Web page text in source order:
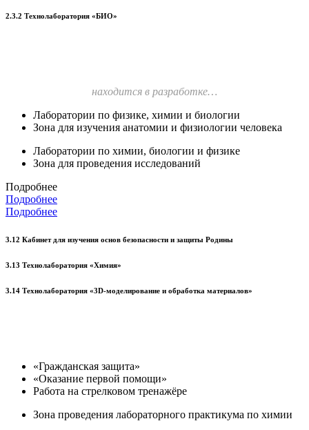
2.3.2 Технолаборатория «БИО»
находится в разработке…
Лаборатории по физике, химии и биологии
Зона для изучения анатомии и физиологии человека
Лаборатории по химии, биологии и физике
Зона для проведения исследований
Подробнее
Подробнее
Подробнее
3.12 Кабинет для изучения основ безопасности и защиты Родины
3.13 Технолаборатория «Химия»
3.14 Технолаборатория «3D-моделирование и обработка материалов»
«Гражданская защита»
«Оказание первой помощи»
Работа на стрелковом тренажёре
Зона проведения лабораторного практикума по химии